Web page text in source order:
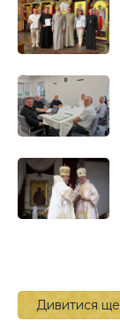
Дивитися ще